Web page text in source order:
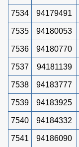
7534 94179491
7535 94180053
7536 94180770
7537 94181139
7538 94183777
7539 94183925
7540 94184332
7541 94186090